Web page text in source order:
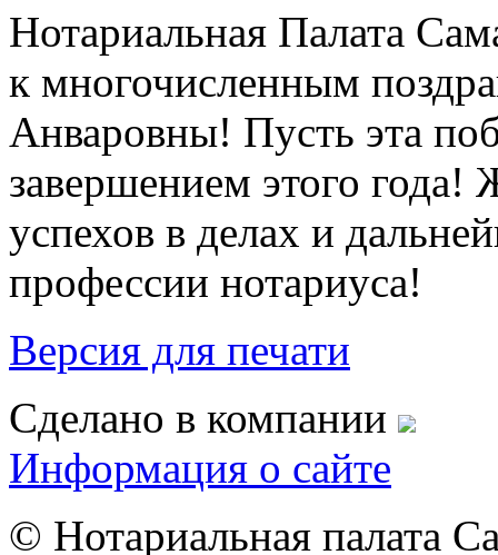
Нотариальная Палата
к многочисленным
Анваровны! Пусть эта
завершением этого года!
успехов в делах и
профессии нотариуса!
Версия для печати
Сделано в компании
Информация о сайте
© Нотариальная палата